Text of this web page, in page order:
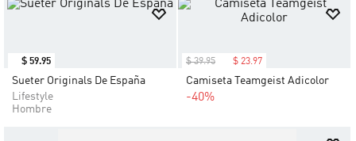
$ 59.95
Sueter Originals De España
Lifestyle
Hombre
$ 39.95 $ 23.97
Camiseta Teamgeist Adicolor
-40%